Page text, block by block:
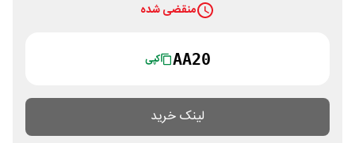
منقضی شده
AA20 کپی
لینک خرید